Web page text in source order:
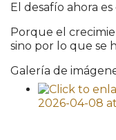
El desafío ahora
Porque el
sino por lo que se
Galería de